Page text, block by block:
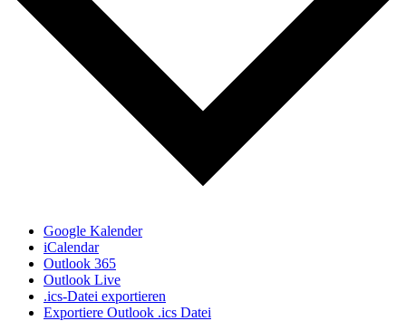
Google Kalender
iCalendar
Outlook 365
Outlook Live
.ics-Datei exportieren
Exportiere Outlook .ics Datei